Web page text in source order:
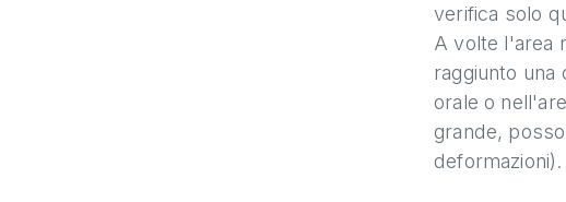
verifica solo
A volte l'area
raggiunto una
orale o
grande,
deformazioni).